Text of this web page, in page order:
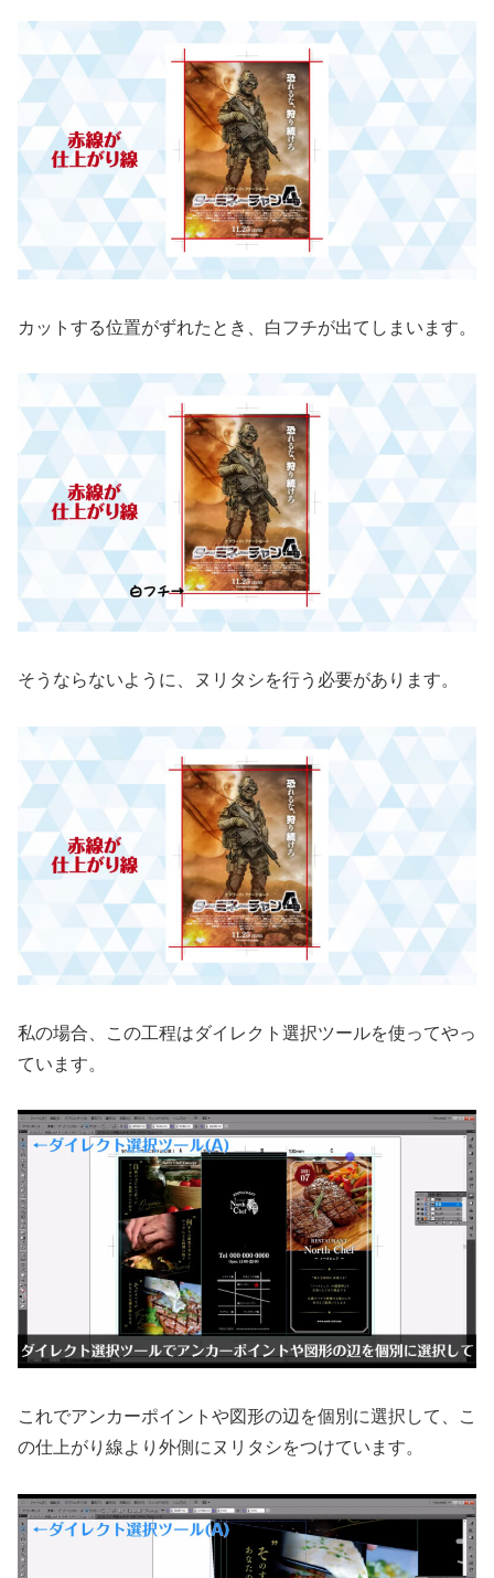
カットする位置がずれたとき、白フチが出てしまいます。
そうならないように、ヌリタシを行う必要があります。
私の場合、この工程はダイレクト選択ツールを使ってやっ
ています。
これでアンカーポイントや図形の辺を個別に選択して、こ
の仕上がり線より外側にヌリタシをつけています。